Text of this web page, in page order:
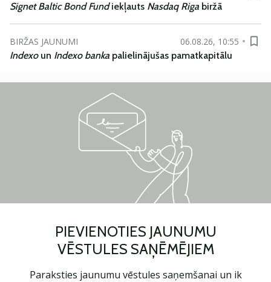
Signet Baltic Bond Fundiekļauts Nasdaq Riga biržā
BIRŽAS JAUNUMI
06.08.26, 10:55
Indexoun Indexo banka palielinājušas pamatkapitālu
PIEVIENOTIES JAUNUMU
VĒSTULES SAŅĒMĒJIEM
Paraksties jaunumu vēstules saņemšanai un ik